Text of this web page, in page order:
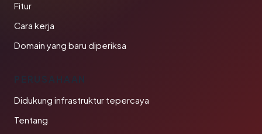
Fitur
Cara kerja
Domain yang baru diperiksa
PERUSAHAAN
Didukung infrastruktur tepercaya
Tentang